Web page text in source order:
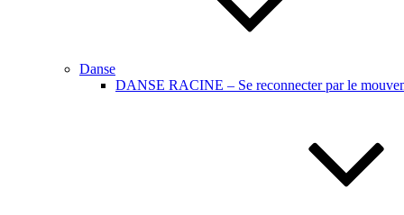
Danse
DANSE RACINE – Se reconnecter par le